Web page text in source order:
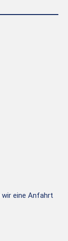
eine Anfahrt